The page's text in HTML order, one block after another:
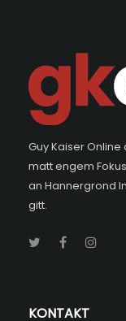
Guy Kaiser
matt engem
an Hannergrond
gitt.
KONTAKT